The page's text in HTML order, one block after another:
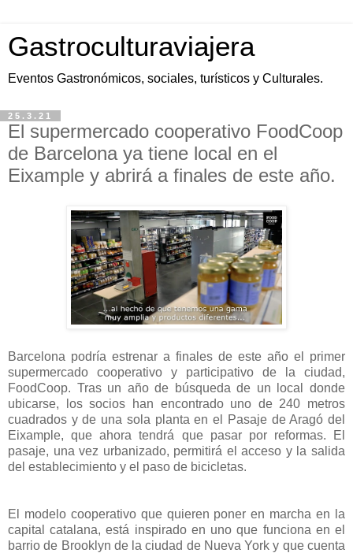
Gastroculturaviajera
Eventos Gastronómicos, sociales, turísticos y Culturales.
25.3.21
El supermercado cooperativo FoodCoop
de Barcelona ya tiene local en el
Eixample y abrirá a finales de este año.
Barcelona podría estrenar a finales de este año el primer
supermercado cooperativo y participativo de la ciudad,
FoodCoop. Tras un año de búsqueda de un local donde
ubicarse, los socios han encontrado uno de 240 metros
cuadrados y de una sola planta en el Pasaje de Aragó del
Eixample, que ahora tendrá que pasar por reformas. El
pasaje, una vez urbanizado, permitirá el acceso y la salida
del establecimiento y el paso de bicicletas.
El modelo cooperativo que quieren poner en marcha en la
capital catalana, está inspirado en uno que funciona en el
barrio de Brooklyn de la ciudad de Nueva York y que cuenta